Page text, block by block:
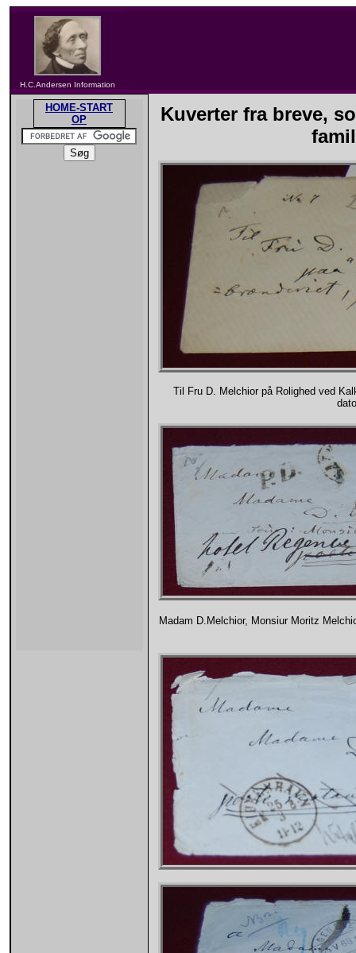
H.C.Andersen Information
HOME-START
OP
Kuverter fra breve,
Til Fru D. Melchior på Rolighed ved
Madam D.Melchior, Monsiur Moritz